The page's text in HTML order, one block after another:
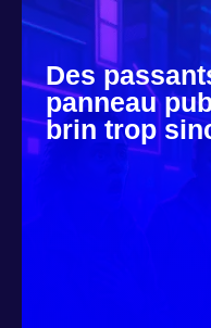
Des
panneau
brin trop